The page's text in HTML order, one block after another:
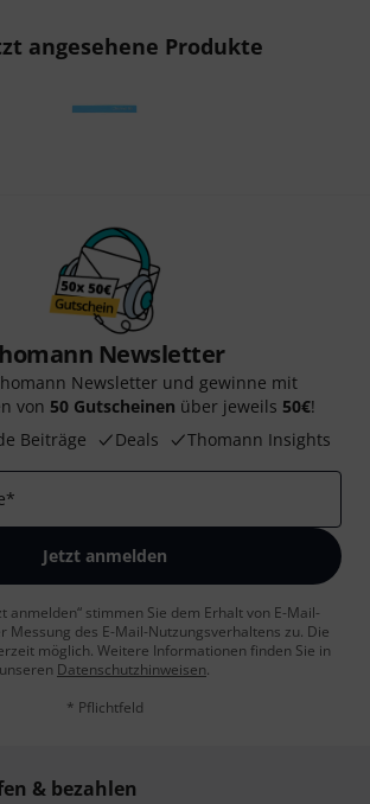
angesehene Produkte
Newsletter
Newsletter und gewinne mit
von 50 Gutscheinen über jeweils 50€!
Beiträge
Deals Thomann Insights
*
Jetzt anmelden
anmelden“ stimmen Sie dem Erhalt von E-Mail-
Messung des E-Mail-Nutzungsverhaltens zu. Die
möglich. Weitere Informationen finden Sie in
unseren Datenschutzhinweisen.
* Pflichtfeld
& bezahlen